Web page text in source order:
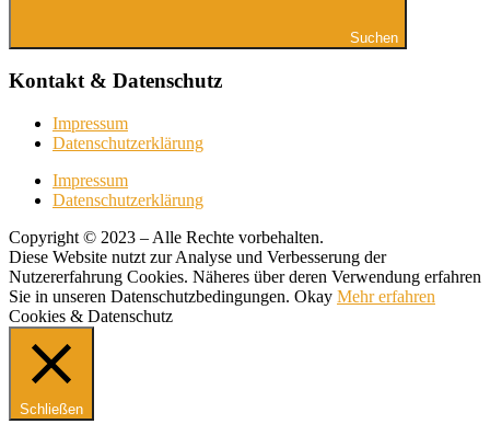
Suchen
Kontakt & Datenschutz
Impressum
Datenschutzerklärung
Impressum
Datenschutzerklärung
Copyright © 2023 – Alle Rechte vorbehalten.
Diese Website nutzt zur Analyse und Verbesserung der
Nutzererfahrung Cookies. Näheres über deren Verwendung erfahren
Sie in unseren Datenschutzbedingungen. Okay Mehr erfahren
Cookies & Datenschutz
Schließen